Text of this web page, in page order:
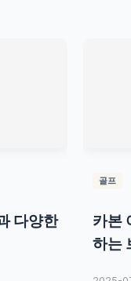
다양한
골프
카본
하는